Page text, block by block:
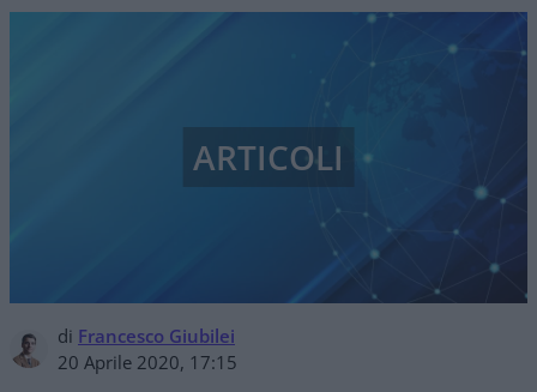
di Francesco Giubilei
20 Aprile 2020, 17:15
ARTICOLI